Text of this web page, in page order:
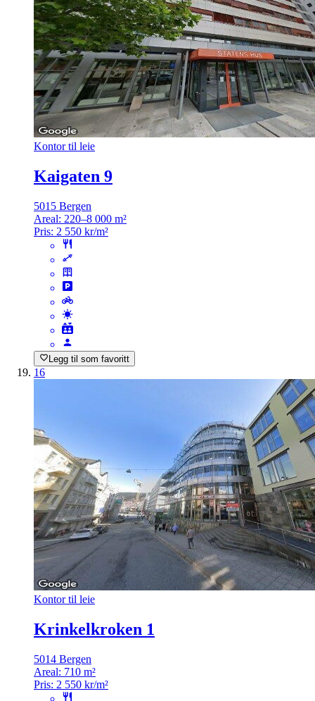
Kontor til leie
Kaigaten 9
5015 Bergen
Areal: 220–8 000 m²
Pris: 2 550 kr/m²
Legg til som favoritt
16
Kontor til leie
Krinkelkroken 1
5014 Bergen
Areal: 710 m²
Pris: 2 550 kr/m²